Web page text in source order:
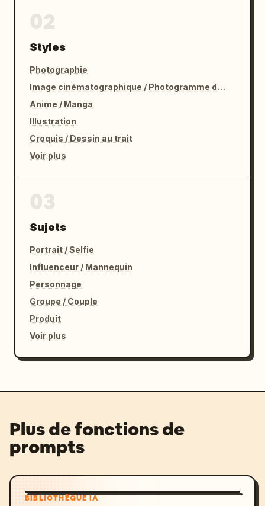
Styles
Photographie
Image cinématographique / Photogramme de film
Anime / Manga
Illustration
Croquis / Dessin au trait
Voir plus
Sujets
Portrait / Selfie
Influenceur / Mannequin
Personnage
Groupe / Couple
Produit
Voir plus
Plus de fonctions de
prompts
BIBLIOTHÈQUE IA